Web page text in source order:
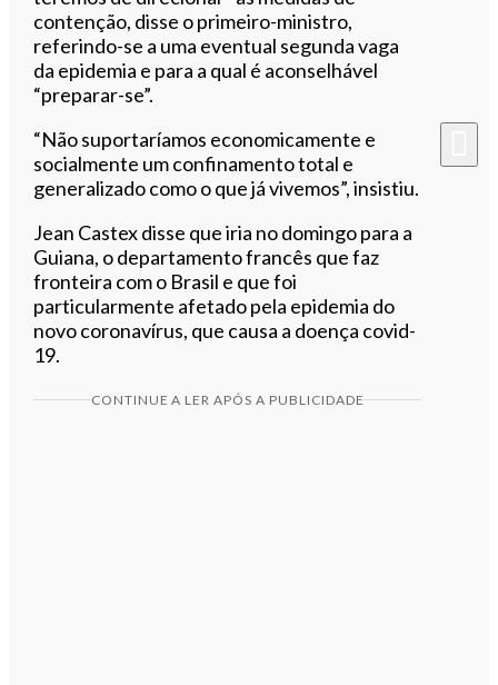
contenção, disse o primeiro-ministro,
referindo-se a uma eventual segunda vaga
da epidemia e para a qual é aconselhável
“preparar-se”.
“Não suportaríamos economicamente e
socialmente um confinamento total e
generalizado como o que já vivemos”, insistiu.
Jean Castex disse que iria no domingo para a
Guiana, o departamento francês que faz
fronteira com o Brasil e que foi
particularmente afetado pela epidemia do
novo coronavírus, que causa a doença covid-
19.
CONTINUE A LER APÓS A PUBLICIDADE